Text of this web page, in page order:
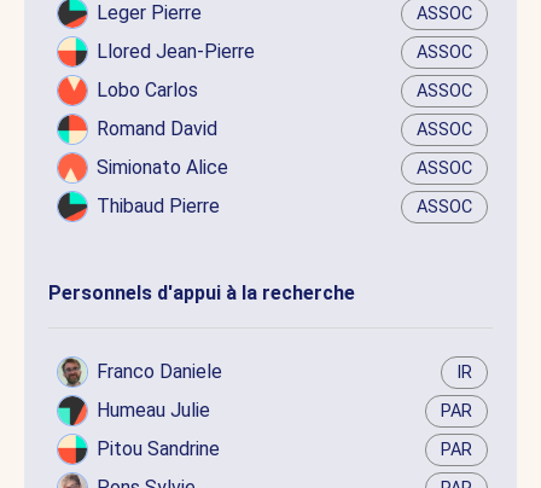
Leger Pierre ASSOC
Llored Jean-Pierre ASSOC
Lobo Carlos ASSOC
Romand David ASSOC
Simionato Alice ASSOC
Thibaud Pierre ASSOC
Personnels d'appui à la recherche
Franco Daniele IR
Humeau Julie PAR
Pitou Sandrine PAR